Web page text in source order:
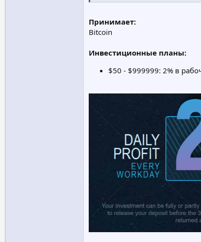
Принимает:
Bitcoin
Инвестиционные планы:
$50 - $999999: 2% в